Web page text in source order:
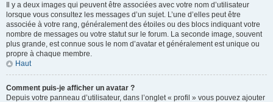
Il y a deux images qui peuvent être associées avec votre nom d’utilisateur
lorsque vous consultez les messages d’un sujet. L’une d’elles peut être
associée à votre rang, généralement des étoiles ou des blocs indiquant votre
nombre de messages ou votre statut sur le forum. La seconde image, souvent
plus grande, est connue sous le nom d’avatar et généralement est unique ou
propre à chaque membre.
Haut
Comment puis-je afficher un avatar ?
Depuis votre panneau d’utilisateur, dans l’onglet « profil » vous pouvez ajouter